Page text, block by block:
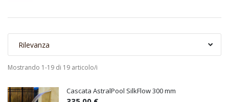
Rilevanza
Mostrando 1-19 di 19 articolo/i
Cascata AstralPool SilkFlow 300 mm